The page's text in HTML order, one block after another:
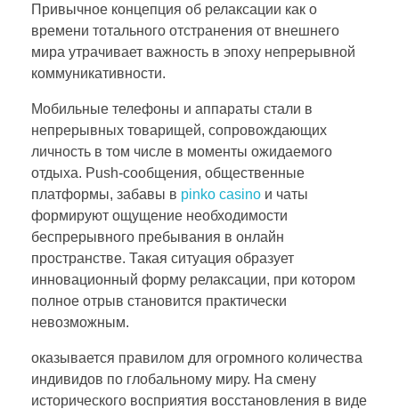
Привычное концепция об релаксации как о
времени тотального отстранения от внешнего
мира утрачивает важность в эпоху непрерывной
коммуникативности.
Мобильные телефоны и аппараты стали в
непрерывных товарищей, сопровождающих
личность в том числе в моменты ожидаемого
отдыха. Push-сообщения, общественные
платформы, забавы в pinko casino и чаты
формируют ощущение необходимости
беспрерывного пребывания в онлайн
пространстве. Такая ситуация образует
инновационный форму релаксации, при котором
полное отрыв становится практически
невозможным.
оказывается правилом для огромного количества
индивидов по глобальному миру. На смену
исторического восприятия восстановления в виде